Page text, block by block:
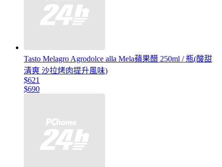
Tasto Melagro Agrodolce alla Mela蘋果醋 250ml / 瓶(酸甜
清爽 沙拉烤肉提升風味)
$621
$690